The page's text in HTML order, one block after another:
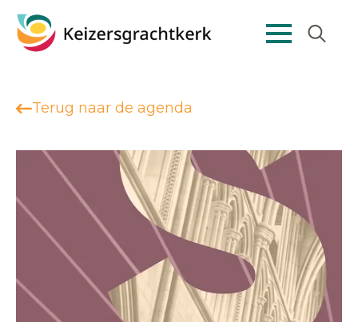
Terug naar de agenda